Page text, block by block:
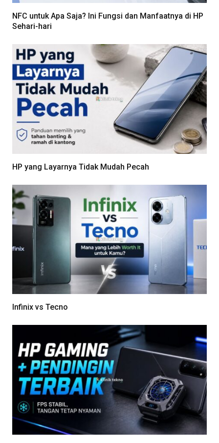
NFC untuk Apa Saja? Ini Fungsi dan Manfaatnya di HP
Sehari-hari
HP yang Layarnya Tidak Mudah Pecah
Infinix vs Tecno